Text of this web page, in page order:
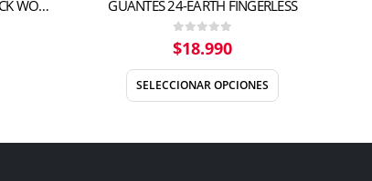
CALCETAS SKULL KNITTING BLACK WOMEN GUANTES 24-EARTH FINGERLESS
0out of 5
$18.990
SELECCIONAR OPCIONES